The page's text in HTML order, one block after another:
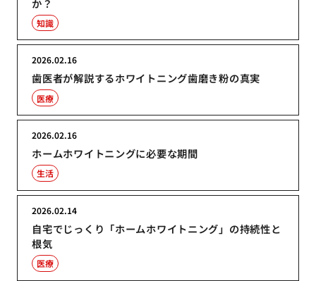
知識
歯医者が解説するホワイトニング歯磨き粉の真実
2026.02.16
医療
ホームホワイトニングに必要な期間
2026.02.16
生活
自宅でじっくり「ホームホワイトニング」の持続性と
根気
2026.02.14
医療